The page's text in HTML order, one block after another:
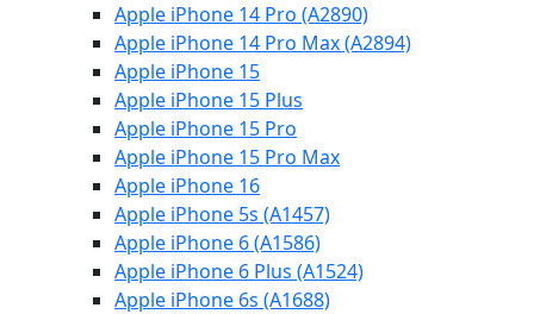
Apple iPhone 14 Pro (A2890)
Apple iPhone 14 Pro Max (A2894)
Apple iPhone 15
Apple iPhone 15 Plus
Apple iPhone 15 Pro
Apple iPhone 15 Pro Max
Apple iPhone 16
Apple iPhone 5s (A1457)
Apple iPhone 6 (A1586)
Apple iPhone 6 Plus (A1524)
Apple iPhone 6s (A1688)